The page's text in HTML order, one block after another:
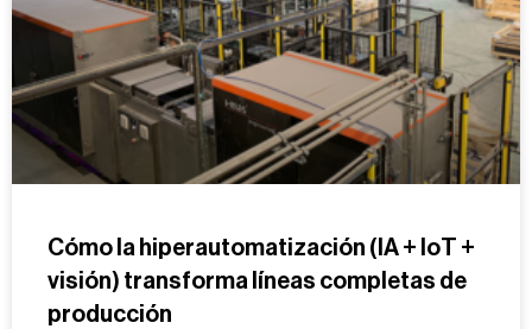
Cómo la hiperautomatización (IA + IoT +
visión) transforma líneas completas de
producción